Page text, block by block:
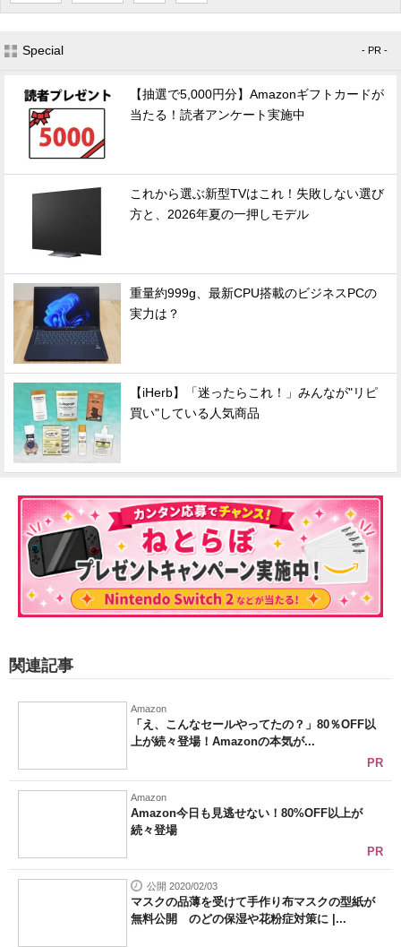
Special - PR -
【抽選で5,000円分】Amazonギフトカードが
当たる！読者アンケート実施中
これから選ぶ新型TVはこれ！失敗しない選び
方と、2026年夏の一押しモデル
重量約999g、最新CPU搭載のビジネスPCの
実力は？
【iHerb】「迷ったらこれ！」みんなが"リピ
買い"している人気商品
関連記事
Amazon
「え、こんなセールやってたの？」80％OFF以
上が続々登場！Amazonの本気が...
PR
Amazon
Amazon今日も見逃せない！80%OFF以上が
続々登場
PR
公開 2020/02/03
マスクの品薄を受けて手作り布マスクの型紙が
無料公開 のどの保湿や花粉症対策に |...